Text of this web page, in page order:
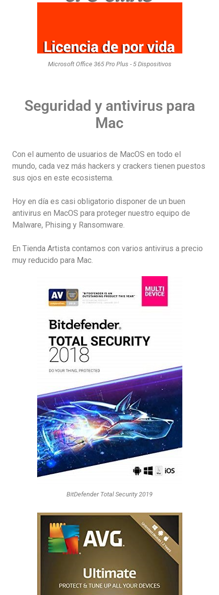
Microsoft Office 365 Pro Plus - 5 Dispositivos
Seguridad y antivirus para
Mac
Con el aumento de usuarios de MacOS en todo el
mundo, cada vez más hackers y crackers tienen puestos
sus ojos en este ecosistema.
Hoy en día es casi obligatorio disponer de un buen
antivirus en MacOS para proteger nuestro equipo de
Malware, Phising y Ransomware.
En Tienda Artista contamos con varios antivirus a precio
muy reducido para Mac.
BitDefender Total Security 2019